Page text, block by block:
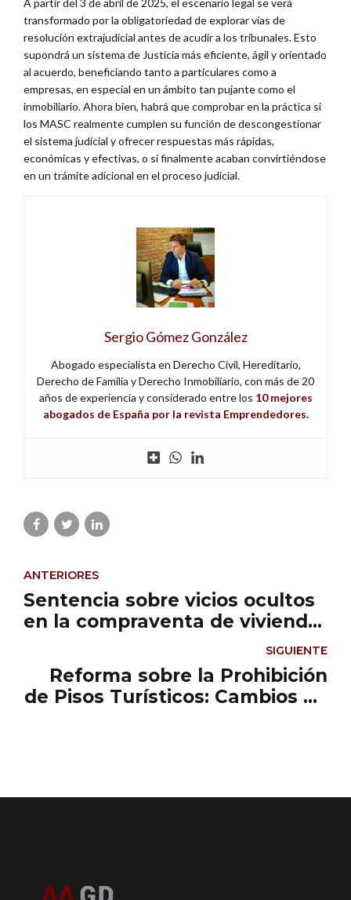
A partir del 3 de abril de 2025, el escenario legal se verá
transformado por la obligatoriedad de explorar vías de
resolución extrajudicial antes de acudir a los tribunales. Esto
supondrá un sistema de Justicia más eficiente, ágil y orientado
al acuerdo, beneficiando tanto a particulares como a
empresas, en especial en un ámbito tan pujante como el
inmobiliario. Ahora bien, habrá que comprobar en la práctica si
los MASC realmente cumplen su función de descongestionar
el sistema judicial y ofrecer respuestas más rápidas,
económicas y efectivas, o si finalmente acaban convirtiéndose
en un trámite adicional en el proceso judicial.
Sergio Gómez González
Abogado especialista en Derecho Civil, Hereditario,
Derecho de Familia y Derecho Inmobiliario, con más de 20
años de experiencia y considerado entre los 10 mejores
abogados de España por la revista Emprendedores.
ANTERIORES
Sentencia sobre vicios ocultos
en la compraventa de vivienda:
la importancia de realizar un
correcto análisis técnico y legal
previo a la compraventa
SIGUIENTE
Reforma sobre la Prohibición
de Pisos Turísticos: Cambios en